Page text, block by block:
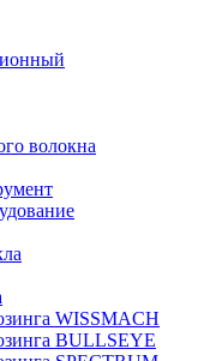
волокна
WISSMACH
BULLSEYE